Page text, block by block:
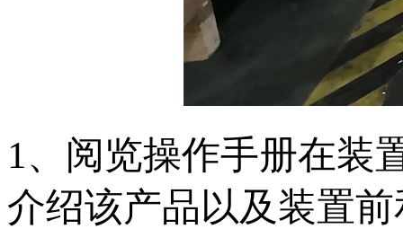
1、阅览操作手册在装
介绍该产品以及装置